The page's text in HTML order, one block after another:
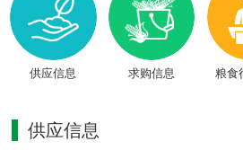
供应信息 求购信息 粮食
供应信息